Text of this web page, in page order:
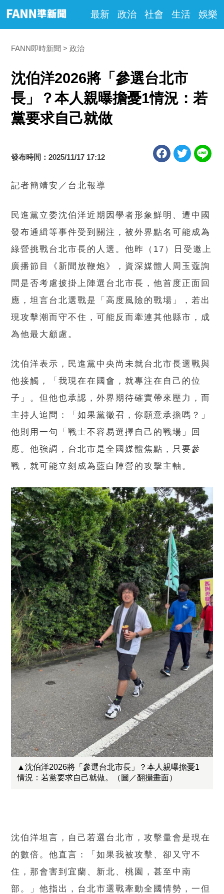
最新 政治 社會 生活 娛樂
FANN即時新聞 政治
沈伯洋2026將「參選台北市
長」？本人親曝擔憂1情況：若
黨要求自己就做
發布時間：2025/11/17 17:12
記者簡靖安／台北報導
民進黨立委沈伯洋近期因學者形象鮮明、遭中國
發布通緝等事件受到關注，被外界點名可能成為
綠營挑戰台北市長的人選。他昨（17）日受邀上
廣播節目《新聞放鞭炮》，資深媒體人周玉蔻詢
問是否考慮披掛上陣選台北市長，他首度正面回
應，坦言台北選戰是「高度風險的戰場」，若出
現攻擊潮而守不住，可能反而牽連其他縣市，成
為他最大顧慮。
沈伯洋表示，民進黨中央尚未就台北市長選戰與
他接觸，「我現在在國會，就專注在自己的位
子」。但他也承認，外界期待確實帶來壓力，而
主持人追問：「如果黨徵召，你願意承擔嗎？」
他則用一句「戰士不容易選擇自己的戰場」回
應。他強調，台北市是全國媒體焦點，只要參
戰，就可能立刻成為藍白陣營的攻擊主軸。
▲沈伯洋2026將「參選台北市長」？本人親曝擔憂1
情況：若黨要求自己就做。（圖／翻攝畫面）
沈伯洋坦言，自己若選台北市，攻擊量會是現在
的數倍。他直言：「如果我被攻擊、卻又守不
住，那會害到宜蘭、新北、桃園，甚至中南
部。」他指出，台北市選戰牽動全國情勢，一但